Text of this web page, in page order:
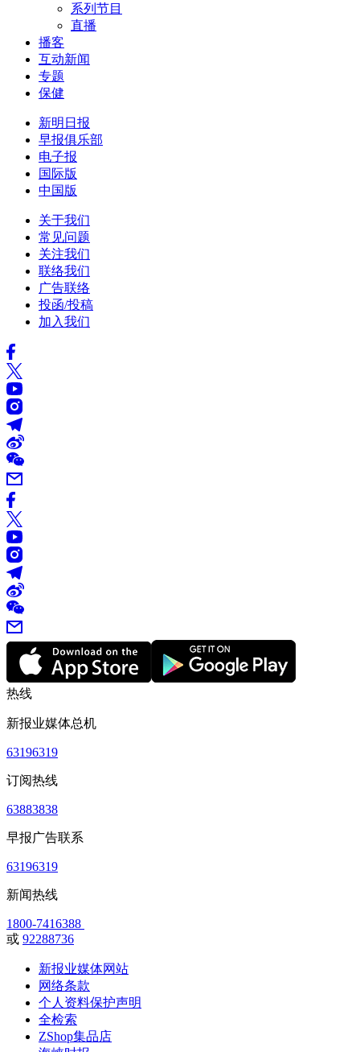
系列节目
直播
播客
互动新闻
专题
保健
新明日报
早报俱乐部
电子报
国际版
中国版
关于我们
常见问题
关注我们
联络我们
广告联络
投函/投稿
加入我们
热线
新报业媒体总机
63196319
订阅热线
63883838
早报广告联系
63196319
新闻热线
1800-7416388
或 92288736
新报业媒体网站
网络条款
个人资料保护声明
全检索
ZShop集品店